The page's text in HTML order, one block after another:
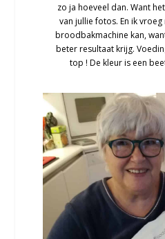
zo ja hoeveel dan. Want
van jullie fotos. En ik
broodbakmachine kan,
beter resultaat krijg.
top ! De kleur is een